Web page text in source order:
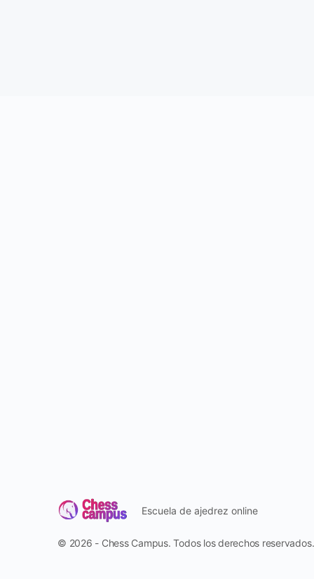
Escuela de ajedrez online
© 2026 - Chess Campus. Todos los derechos reservados.